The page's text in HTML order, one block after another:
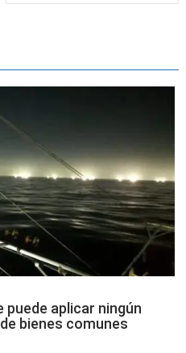
puede aplicar ningún
bienes comunes